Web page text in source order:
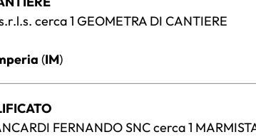
cerca 1 GEOMETRA DI CANTIERE
(IM)
FERNANDO SNC cerca 1